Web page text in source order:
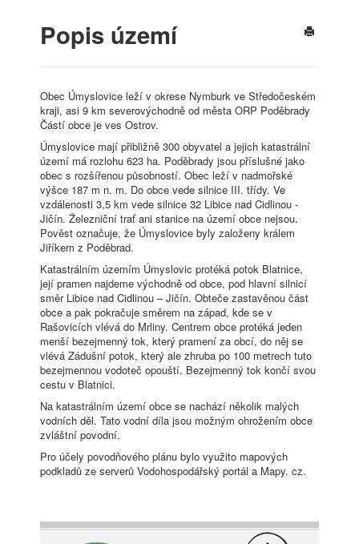
Popis území
Obec Úmyslovice leží v okrese Nymburk ve Středočeském
kraji, asi 9 km severovýchodně od města ORP Poděbrady
Částí obce je ves Ostrov.
Úmyslovice mají přibližně 300 obyvatel a jejich katastrální
území má rozlohu 623 ha. Poděbrady jsou příslušné jako
obec s rozšířenou působností. Obec leží v nadmořské
výšce 187 m n. m. Do obce vede silnice III. třídy. Ve
vzdálenosti 3,5 km vede silnice 32 Libice nad Cidlinou -
Jičín. Železniční trať ani stanice na území obce nejsou.
Pověst označuje, že Úmyslovice byly založeny králem
Jiříkem z Poděbrad.
Katastrálním územím Úmyslovic protéká potok Blatnice,
její pramen najdeme východně od obce, pod hlavní silnicí
směr Libice nad Cidlinou – Jičín. Obteče zastavěnou část
obce a pak pokračuje směrem na západ, kde se v
Rašovicích vlévá do Mrliny. Centrem obce protéká jeden
menší bezejmenný tok, který pramení za obcí, do něj se
vlévá Zádušní potok, který ale zhruba po 100 metrech tuto
bezejmennou vodoteč opouští. Bezejmenný tok končí svou
cestu v Blatnici.
Na katastrálním území obce se nachází několik malých
vodních děl. Tato vodní díla jsou možným ohrožením obce
zvláštní povodní.
Pro účely povodňového plánu bylo využito mapových
podkladů ze serverů Vodohospodářský portál a Mapy. cz.